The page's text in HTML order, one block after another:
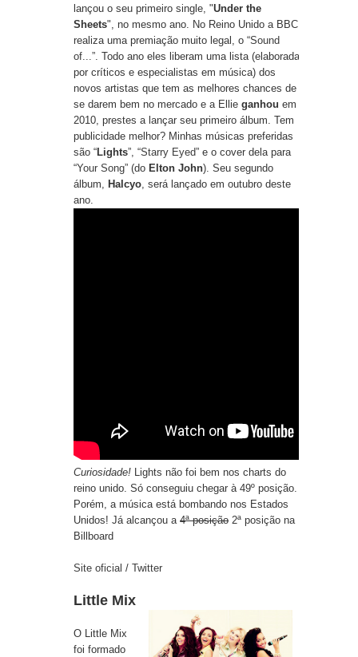
lançou o seu primeiro single, "Under the
Sheets", no mesmo ano. No Reino Unido a BBC
realiza uma premiação muito legal, o “Sound
of...”. Todo ano eles liberam uma lista (elaborada
por críticos e especialistas em música) dos
novos artistas que tem as melhores chances de
se darem bem no mercado e a Ellie ganhou em
2010, prestes a lançar seu primeiro álbum. Tem
publicidade melhor? Minhas músicas preferidas
são “Lights”, “Starry Eyed” e o cover dela para
“Your Song” (do Elton John). Seu segundo
álbum, Halcyo, será lançado em outubro deste
ano.
Curiosidade! Lights não foi bem nos charts do
reino unido. Só conseguiu chegar à 49º posição.
Porém, a música está bombando nos Estados
Unidos! Já alcançou a 4ª posição 2ª posição na
Billboard
Site oficial / Twitter
Little Mix
O Little Mix
foi formado